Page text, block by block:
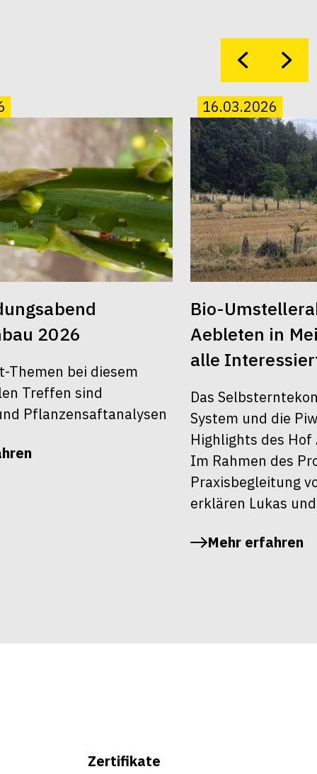
2026
Themen bei diesem
Treffen sind
Pflanzensaftanalysen
16.03.2026
Bio-
Aebleten in
alle
Das
System und die
Highlights des
Im Rahmen des
Praxisbegleitung
erklären Lukas
Mehr erfahren
Zertifikate